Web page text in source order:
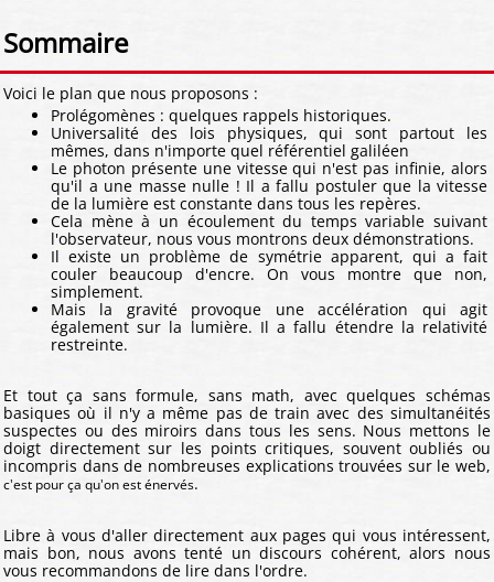
Sommaire
Voici le plan que nous proposons :
Prolégomènes : quelques rappels historiques.
Universalité des lois physiques, qui sont partout les
mêmes, dans n'importe quel référentiel galiléen
Le photon présente une vitesse qui n'est pas infinie, alors
qu'il a une masse nulle ! Il a fallu postuler que la vitesse
de la lumière est constante dans tous les repères.
Cela mène à un écoulement du temps variable suivant
l'observateur, nous vous montrons deux démonstrations.
Il existe un problème de symétrie apparent, qui a fait
couler beaucoup d'encre. On vous montre que non,
simplement.
Mais la gravité provoque une accélération qui agit
également sur la lumière. Il a fallu étendre la relativité
restreinte.
Et tout ça sans formule, sans math, avec quelques schémas
basiques où il n'y a même pas de train avec des simultanéités
suspectes ou des miroirs dans tous les sens. Nous mettons le
doigt directement sur les points critiques, souvent oubliés ou
incompris dans de nombreuses explications trouvées sur le web,
c'est pour ça qu'on est énervés.
Libre à vous d'aller directement aux pages qui vous intéressent,
mais bon, nous avons tenté un discours cohérent, alors nous
vous recommandons de lire dans l'ordre.